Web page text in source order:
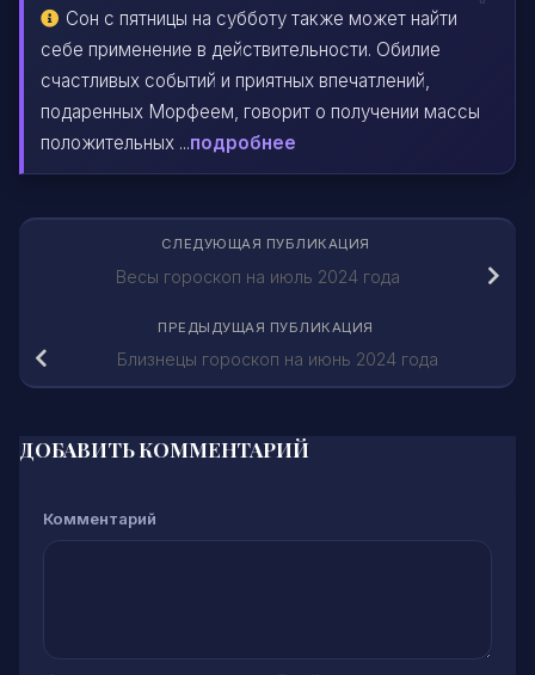
Сон с пятницы на субботу также может найти
себе применение в действительности. Обилие
счастливых событий и приятных впечатлений,
подаренных Морфеем, говорит о получении массы
положительных ...подробнее
СЛЕДУЮЩАЯ ПУБЛИКАЦИЯ
Весы гороскоп на июль 2024 года
ПРЕДЫДУЩАЯ ПУБЛИКАЦИЯ
Близнецы гороскоп на июнь 2024 года
ДОБАВИТЬ КОММЕНТАРИЙ
Комментарий